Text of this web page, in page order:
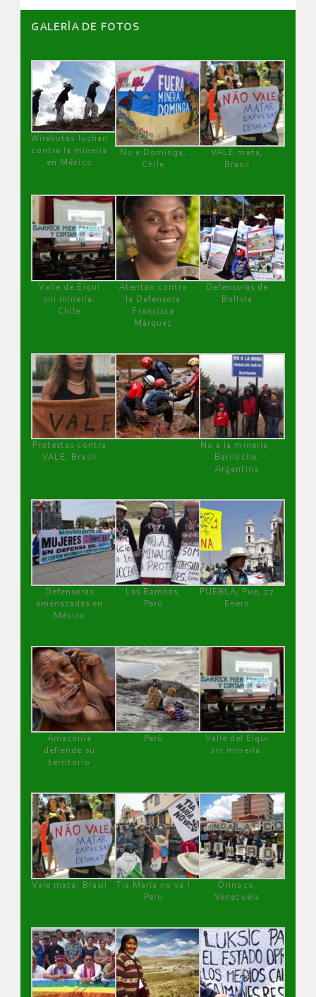
GALERÌA DE FOTOS
Wirakutas luchan
contra la minería
en México
No a Dominga,
Chile
VALE mata,
Brasil
Valle de Elqui
sin minería.
Chile
Atentan contra
la Defensora
Francisca
Márquez
Defensoras de
Bolivia
Protestas contra
VALE, Brasil
No a la minería ,
Bariloche,
Argentina
Defensoras
amenazadas en
México
Las Bambas,
Perú
PUEBLA, Pue, 27
Enero
Amazonía
defiende su
territorio
Perú
Valle del Elqui
sin minería.
Vale mata, Brasil
Tía María no va !
Perú
Orinoco,
Venezuela